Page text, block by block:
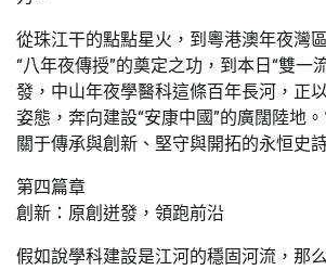
從珠江干的點點星火，到粵港澳年夜灣
“八年夜傳授”的奠定之功，到本日“雙一
發，中山年夜學醫科這條百年長河，正
姿態，奔向建設“安康中國”的廣闊陸地
關于傳承與創新、堅守與開拓的永恒史
第四篇章
創新：原創迸發，領跑前沿
假如說學科建設是江河的穩固河流，那